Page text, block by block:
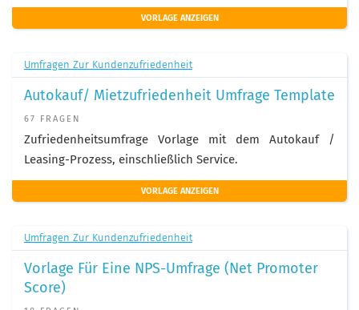
VORLAGE ANZEIGEN
Umfragen Zur Kundenzufriedenheit
Autokauf/ Mietzufriedenheit Umfrage Template
67 FRAGEN
Zufriedenheitsumfrage Vorlage mit dem Autokauf /
Leasing-Prozess, einschließlich Service.
VORLAGE ANZEIGEN
Umfragen Zur Kundenzufriedenheit
Vorlage Für Eine NPS-Umfrage (Net Promoter
Score)